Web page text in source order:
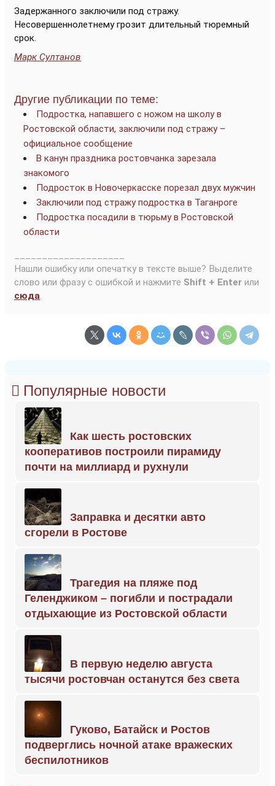
Задержанного заключили под стражу.
Несовершеннолетнему грозит длительный тюремный
срок.
Марк Султанов
Другие публикации по теме:
Подростка, напавшего с ножом на школу в
Ростовской области, заключили под стражу –
официальное сообщение
В канун праздника ростовчанка зарезала
знакомого
Подросток в Новочеркасске порезал двух мужчин
Заключили под стражу подростка в Таганроге
Подростка посадили в тюрьму в Ростовской
области
Нашли ошибку или опечатку в тексте выше? Выделите
слово или фразу с ошибкой и нажмите Shift + Enter или
сюда.
Популярные новости
Как шесть ростовских
кооперативов построили пирамиду
почти на миллиард и рухнули
Заправка и десятки авто
сгорели в Ростове
Трагедия на пляже под
Геленджиком – погибли и пострадали
отдыхающие из Ростовской области
В первую неделю августа
тысячи ростовчан останутся без света
Гуково, Батайск и Ростов
подверглись ночной атаке вражеских
беспилотников